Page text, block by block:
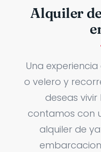
Alquiler
Una
o velero y
deseas
contamos con
alquiler de